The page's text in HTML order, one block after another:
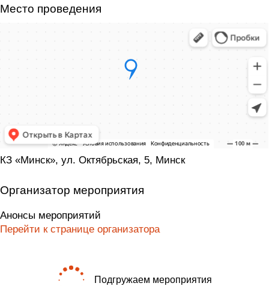
Место проведения
КЗ «Минск», ул. Октябрьская, 5, Минск
Организатор мероприятия
Анонсы мероприятий
Перейти к странице организатора
Подгружаем мероприятия